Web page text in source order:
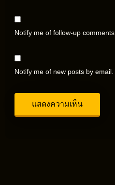
Notify me of follow-up comments
Notify me of new posts by email.